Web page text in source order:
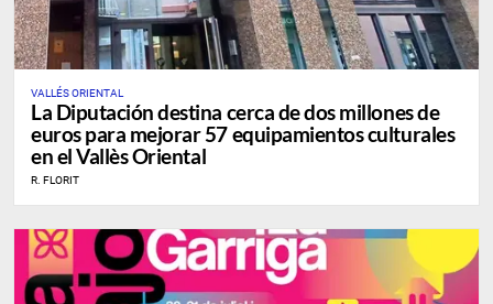
VALLÉS ORIENTAL
La Diputación destina cerca de dos millones de
euros para mejorar 57 equipamientos culturales
en el Vallès Oriental
R. FLORIT